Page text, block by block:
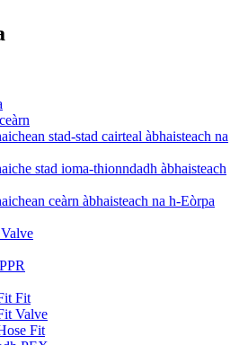
stad-stad cairteal àbhaisteach na
stad ioma-thionndadh àbhaisteach
ceàrn àbhaisteach na h-Eòrpa
Fit
Valve
Fit